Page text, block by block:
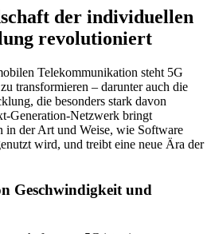
der individuellen
revolutioniert
Telekommunikation steht 5G
transformieren – darunter auch die
die besonders stark davon
Generation-Netzwerk bringt
in der Art und Weise, wie Software
wird, und treibt eine neue Ära der
Geschwindigkeit und